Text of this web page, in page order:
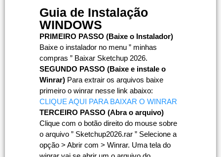
Guia de Instalação
WINDOWS
PRIMEIRO PASSO (Baixe o Instalador)
Baixe o instalador no menu ” minhas
compras ” Baixar Sketchup 2026.
SEGUNDO PASSO (Baixe e instale o
Winrar) Para extrair os arquivos baixe
primeiro o winrar nesse link abaixo:
CLIQUE AQUI PARA BAIXAR O WINRAR
TERCEIRO PASSO (Abra o arquivo)
Clique com o botão direito do mouse sobre
o arquivo ” Sketchup2026.rar ” Selecione a
opção > Abrir com > Winrar. Uma tela do